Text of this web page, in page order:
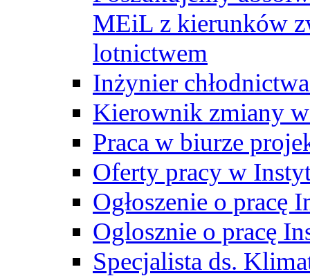
MEiL z kierunków
lotnictwem
Inżynier
Kierownik zmiany
Praca w biurze
Oferty pracy w
Ogłoszenie o pracę
Oglosznie o pracę
Specjalista ds.